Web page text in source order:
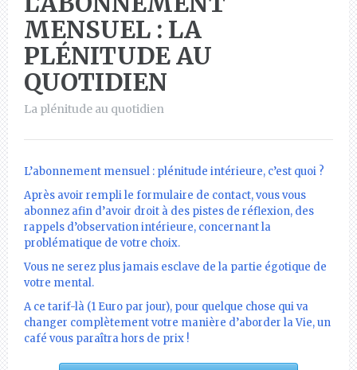
MENSUEL : LA
PLÉNITUDE AU
QUOTIDIEN
La plénitude au quotidien
L’abonnement mensuel : plénitude intérieure, c’est quoi ?
Après avoir rempli le formulaire de contact, vous vous
abonnez afin d’avoir droit à des pistes de réflexion, des
rappels d’observation intérieure, concernant la
problématique de votre choix.
Vous ne serez plus jamais esclave de la partie égotique de
votre mental.
A ce tarif-là (1 Euro par jour), pour quelque chose qui va
changer complètement votre manière d’aborder la Vie, un
café vous paraîtra hors de prix !